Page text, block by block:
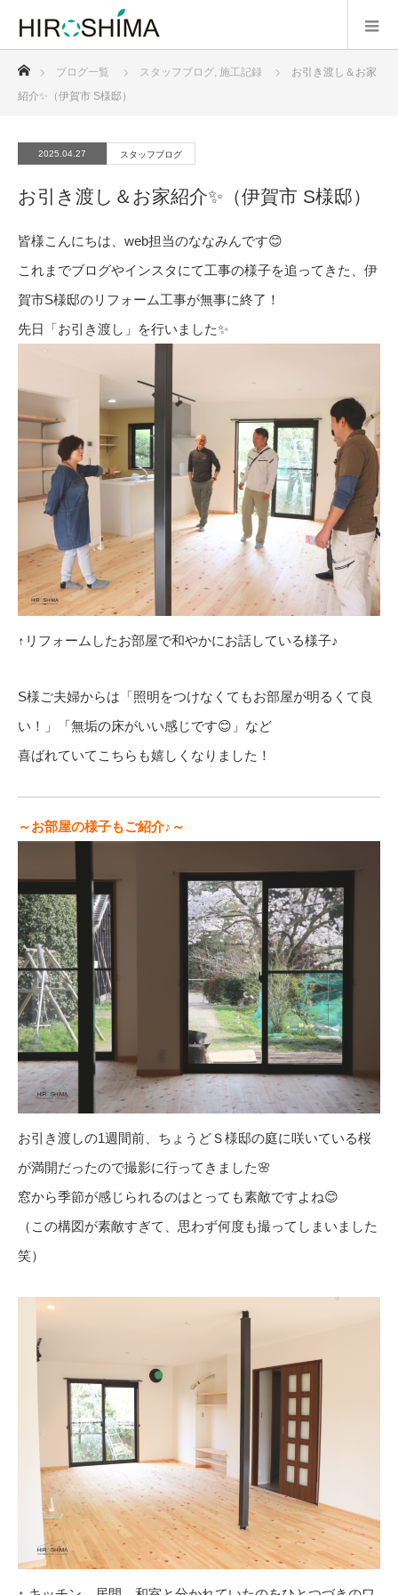
ブログ一覧 スタッフブログ, 施工記録
お引き渡し＆お家
紹介✨（伊賀市 S様邸）
2025.04.27 スタッフブログ
お引き渡し＆お家紹介✨（伊賀市 S様邸）
皆様こんにちは、web担当のななみんです😊
これまでブログやインスタにて工事の様子を追ってきた、伊
賀市S様邸のリフォーム工事が無事に終了！
先日「お引き渡し」を行いました✨
↑リフォームしたお部屋で和やかにお話している様子♪
S様ご夫婦からは「照明をつけなくてもお部屋が明るくて良
い！」「無垢の床がいい感じです😊」など
喜ばれていてこちらも嬉しくなりました！
～お部屋の様子もご紹介♪～
お引き渡しの1週間前、ちょうどＳ様邸の庭に咲いている桜
が満開だったので撮影に行ってきました🌸
窓から季節が感じられるのはとっても素敵ですよね😊
（この構図が素敵すぎて、思わず何度も撮ってしまいました
笑）